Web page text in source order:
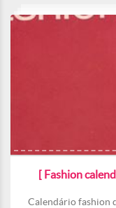
[ Fashion
Calendário fashion